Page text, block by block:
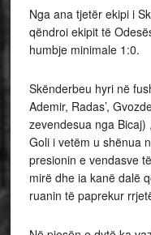
Nga ana tjetër ekipi i
qëndroi ekipit të
humbje minimale 1:0.
Skënderbeu hyri në
Ademir, Radas’,
zevendesua nga
Goli i vetëm u shënua
presionin e vendasve
mirë dhe ia kanë dalë
ruanin të paprekur